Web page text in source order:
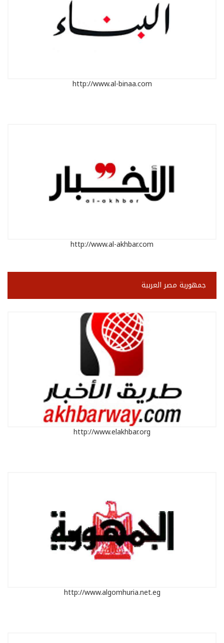
http://www.al-binaa.com
http://www.al-akhbar.com
جمهورية مصر العربية
http://www.elakhbar.org
http://www.algomhuria.net.eg